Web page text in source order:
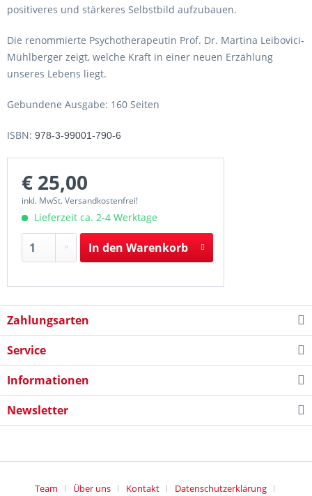
positiveres und stärkeres Selbstbild aufzubauen.
Die renommierte Psychotherapeutin Prof. Dr. Martina Leibovici-
Mühlberger zeigt, welche Kraft in einer neuen Erzählung
unseres Lebens liegt.
Gebundene Ausgabe: 160 Seiten
ISBN: 978-3-99001-790-6
€ 25,00
inkl. MwSt. Versandkostenfrei!
Lieferzeit ca. 2-4 Werktage
In den Warenkorb
Zahlungsarten
Service
Informationen
Newsletter
Team Über uns Kontakt Datenschutzerklärung